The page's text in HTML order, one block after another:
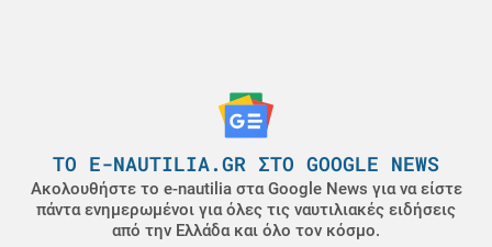
ΤΟ E-NAUTILIA.GR ΣΤΟ GOOGLE NEWS
Ακολουθήστε το e-nautilia στα Google News για να είστε
πάντα ενημερωμένοι για όλες τις ναυτιλιακές ειδήσεις
από την Ελλάδα και όλο τον κόσμο.